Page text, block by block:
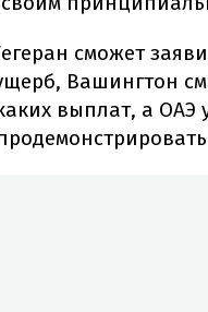
сможет
Вашингтон
выплат, а ОАЭ